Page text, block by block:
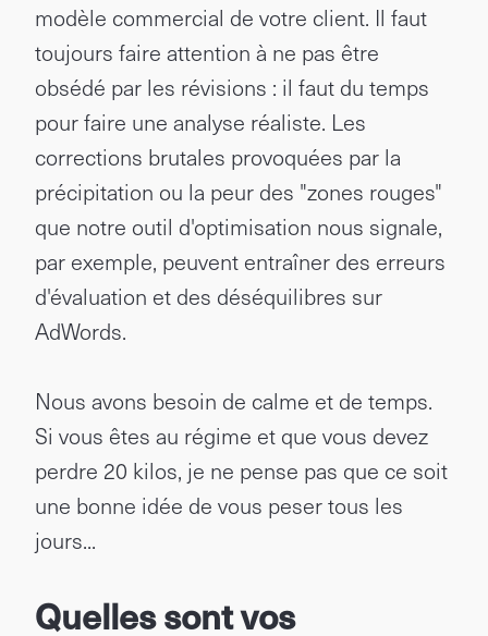
modèle commercial de votre client. Il faut
toujours faire attention à ne pas être
obsédé par les révisions : il faut du temps
pour faire une analyse réaliste. Les
corrections brutales provoquées par la
précipitation ou la peur des "zones rouges"
que notre outil d'optimisation nous signale,
par exemple, peuvent entraîner des erreurs
d'évaluation et des déséquilibres sur
AdWords.
Nous avons besoin de calme et de temps.
Si vous êtes au régime et que vous devez
perdre 20 kilos, je ne pense pas que ce soit
une bonne idée de vous peser tous les
jours...
Quelles sont vos